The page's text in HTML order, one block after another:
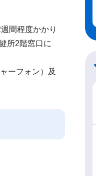
間程度かかり
所2階窓口に
ーフォン）及